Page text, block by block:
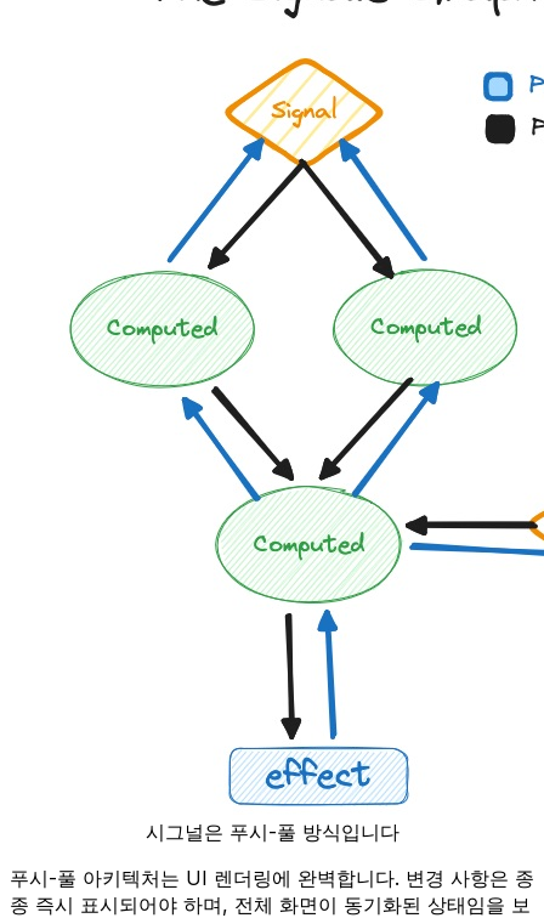
시그널은 푸시-풀 방식입니다
푸시-풀 아키텍처는 UI 렌더링에 완벽합니다. 변경 사항은 종
종 즉시 표시되어야 하며, 전체 화면이 동기화된 상태임을 보